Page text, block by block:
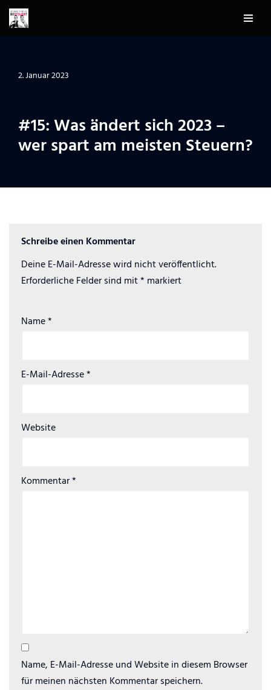
Zum
2. Januar 2023
#15: Was ändert sich 2023 –
wer spart am meisten Steuern?
Schreibe einen Kommentar
Deine E-Mail-Adresse wird nicht veröffentlicht.
Erforderliche Felder sind mit* markiert
Name*
E-Mail-Adresse*
Website
Kommentar*
Name, E-Mail-Adresse und Website in diesem Browser
für meinen nächsten Kommentar speichern.